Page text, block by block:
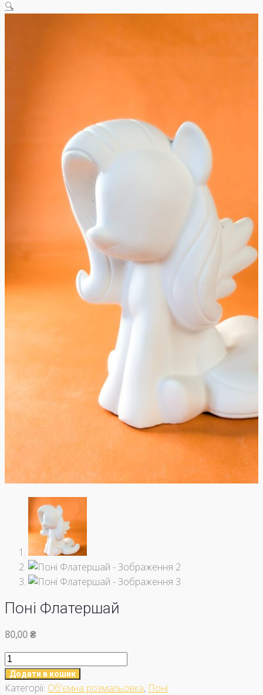
🔍
Поні Флатершай
80,00₴
Поні
Флатершай
кількість
Додати в кошик
Категорії: Об'ємна розмальовка, Поні